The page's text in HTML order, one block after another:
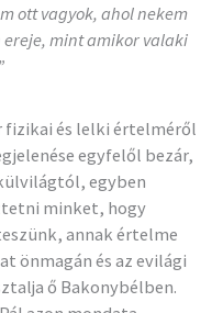
ott vagyok, ahol nekem
ereje, mint amikor valaki
fizikai és lelki értelméről
egyfelől bezár,
egyben
minket, hogy
annak értelme
önmagán és az evilági
ő Bakonybélben.